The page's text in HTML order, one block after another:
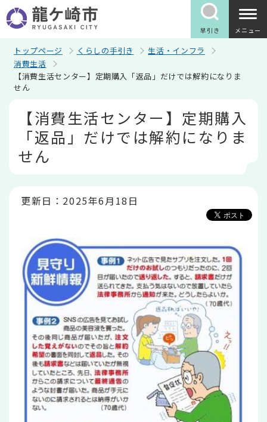
の
ペ
早引き メニュー
トップページ くらしの手引き
生活・インフラ
消費生活
【消費生活センター】定期購入「返品」だけでは解約になりま
せん
【消費生活センター】定期購入
「返品」だけでは解約になりま
せん
更新日：2025年6月18日